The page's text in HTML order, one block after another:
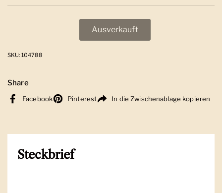
Ausverkauft
SKU: 104788
Share
Facebook Pinterest In die Zwischenablage kopieren
Steckbrief